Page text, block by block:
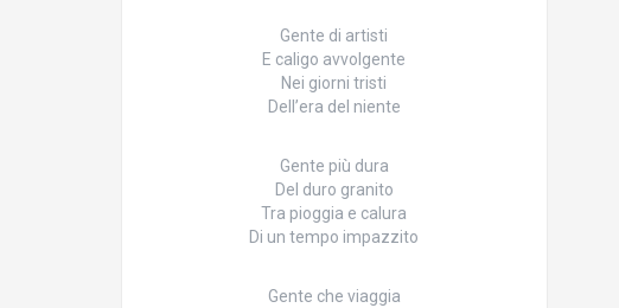
Gente di artisti
E caligo avvolgente
Nei giorni tristi
Dell’era del niente
Gente più dura
Del duro granito
Tra pioggia e calura
Di un tempo impazzito
Gente che viaggia